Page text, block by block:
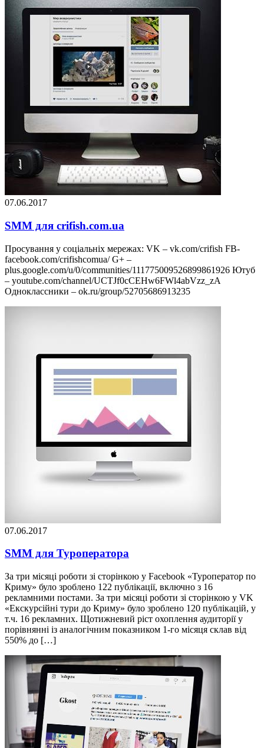
07.06.2017
SMM для crifish.com.ua
Просування у соціальніх мережах: VK – vk.com/crifish FB-
facebook.com/crifishcomua/ G+ –
plus.google.com/u/0/communities/111775009526899861926 Ютуб
– youtube.com/channel/UCTJf0cCEHw6FWl4abVzz_zA
Одноклассники – ok.ru/group/52705686913235
07.06.2017
SMM для Туроператора
За три місяці роботи зі сторінкою у Facebook «Туроператор по
Криму» було зроблено 122 публікації, включно з 16
рекламними постами.​​ За три місяці роботи зі сторінкою у VK
«Екскурсійні тури до Криму» було зроблено 120 публікацій, у
т.ч. 16 рекламних. Щотижневий ріст охоплення аудиторії у
порівнянні із аналогічним показником 1-го місяця склав від
550% до […]